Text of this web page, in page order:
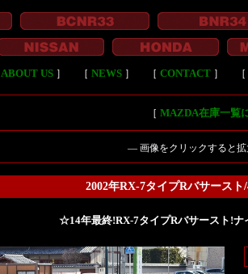
ABOUT US］ ［ NEWS］ ［ CONTACT］ ［
［ MAZDA在庫一覧
― 画像をクリックすると
2002年RX-7タイプRバサース
☆14年最終!RX-7タイプRバサースト!